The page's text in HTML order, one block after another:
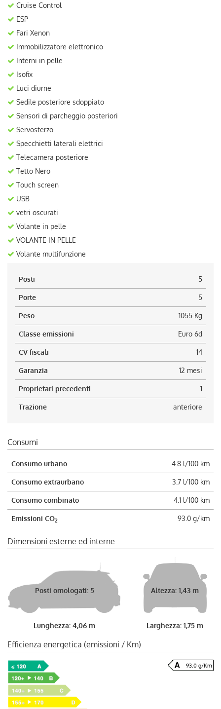
Cruise Control
ESP
Fari Xenon
Immobilizzatore elettronico
Interni in pelle
Isofix
Luci diurne
Sedile posteriore sdoppiato
Sensori di parcheggio posteriori
Servosterzo
Specchietti laterali elettrici
Telecamera posteriore
Tetto Nero
Touch screen
USB
vetri oscurati
Volante in pelle
VOLANTE IN PELLE
Volante multifunzione
Posti 5
Porte 5
Peso 1055 Kg
Classe emissioni Euro 6d
CV fiscali 14
Garanzia 12 mesi
Proprietari precedenti 1
Trazione anteriore
Consumi
Consumo urbano 4.8 l/100 km
Consumo extraurbano 3.7 l/100 km
Consumo combinato 4.1 l/100 km
Emissioni CO2 93.0 g/km
Dimensioni esterne ed interne
Posti omologati: 5
Lunghezza: 4,06 m
Altezza: 1,43 m
Larghezza: 1,75 m
Efficienza energetica (emissioni / Km)
93.0 g/Km